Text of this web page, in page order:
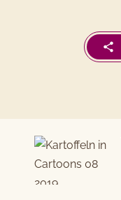
Beitragsnavigation
Vorheriger